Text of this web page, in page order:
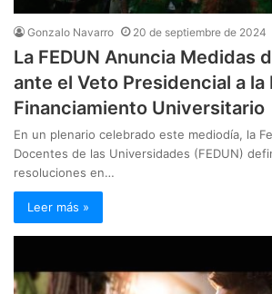
Gonzalo Navarro 20 de septiembre de 2024
La FEDUN Anuncia Medidas
ante el Veto Presidencial a la
Financiamiento Universitario
En un plenario celebrado este mediodía, la
Docentes de las Universidades (FEDUN)
resoluciones en…
Leer más »